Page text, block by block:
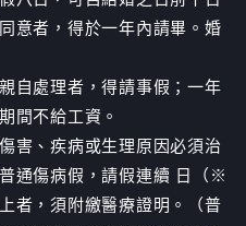
意者，得於一年內請畢。婚
自處理者，得請事假；一年
間不給工資。
害、疾病或生理原因必須治
通傷病假，請假連續 日（※
者，須附繳醫療證明。（普